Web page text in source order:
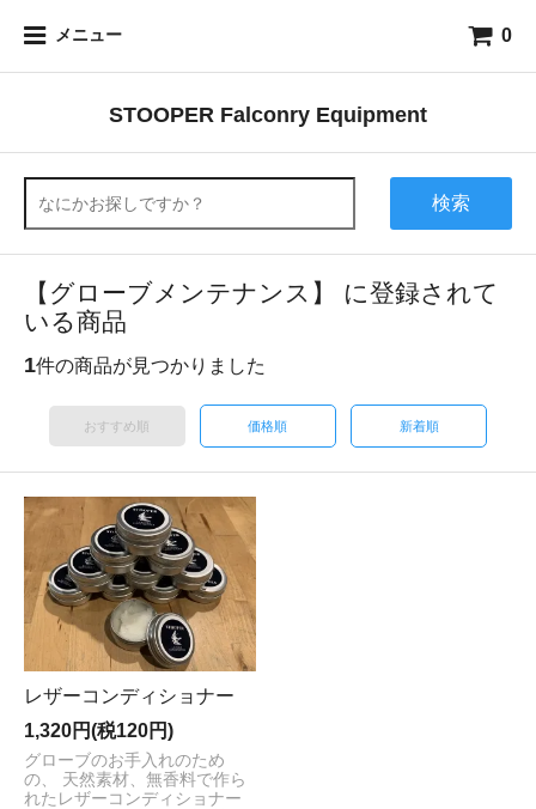
メニュー 0
STOOPER Falconry Equipment
検索
【グローブメンテナンス】 に登録されて
いる商品
1件の商品が見つかりました
おすすめ順 価格順 新着順
レザーコンディショナー
1,320円(税120円)
グローブのお手入れのため
の、 天然素材、無香料で作ら
れたレザーコンディショナー